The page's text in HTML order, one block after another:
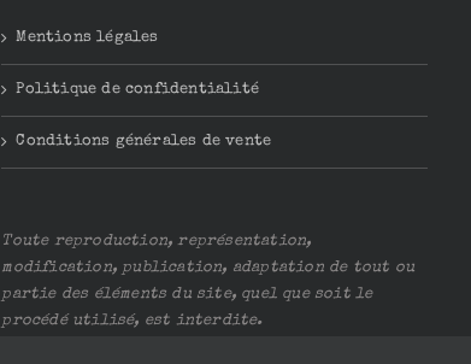
Mentions légales
Politique de confidentialité
Conditions générales de vente
Toute reproduction, représentation,
modification, publication, adaptation de tout ou
partie des éléments du site, quel que soit le
procédé utilisé, est interdite.